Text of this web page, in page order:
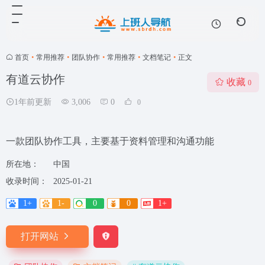
首页 • 常用推荐 • 团队协作 • 常用推荐 • 文档笔记 • 正文
有道云协作
1年前更新 3,006 0 0
收藏 0
一款团队协作工具，主要基于资料管理和沟通功能
所在地：
中国
收录时间：
2025-01-21
1+ 1- 0 0 1+
打开网站